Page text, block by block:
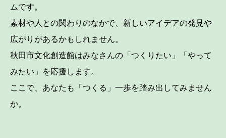
ムです。
素材や人との関わりのなかで、新しいアイデアの発見や
広がりがあるかもしれません。
秋田市文化創造館はみなさんの「つくりたい」「やって
みたい」を応援します。
ここで、あなたも「つくる」一歩を踏み出してみません
か。